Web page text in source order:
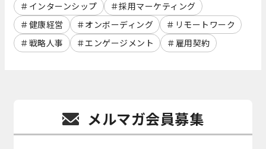
インターンシップ
採用マーケティング
健康経営
オンボーディング
リモートワーク
戦略人事
エンゲージメント 雇用契約
メルマガ会員募集